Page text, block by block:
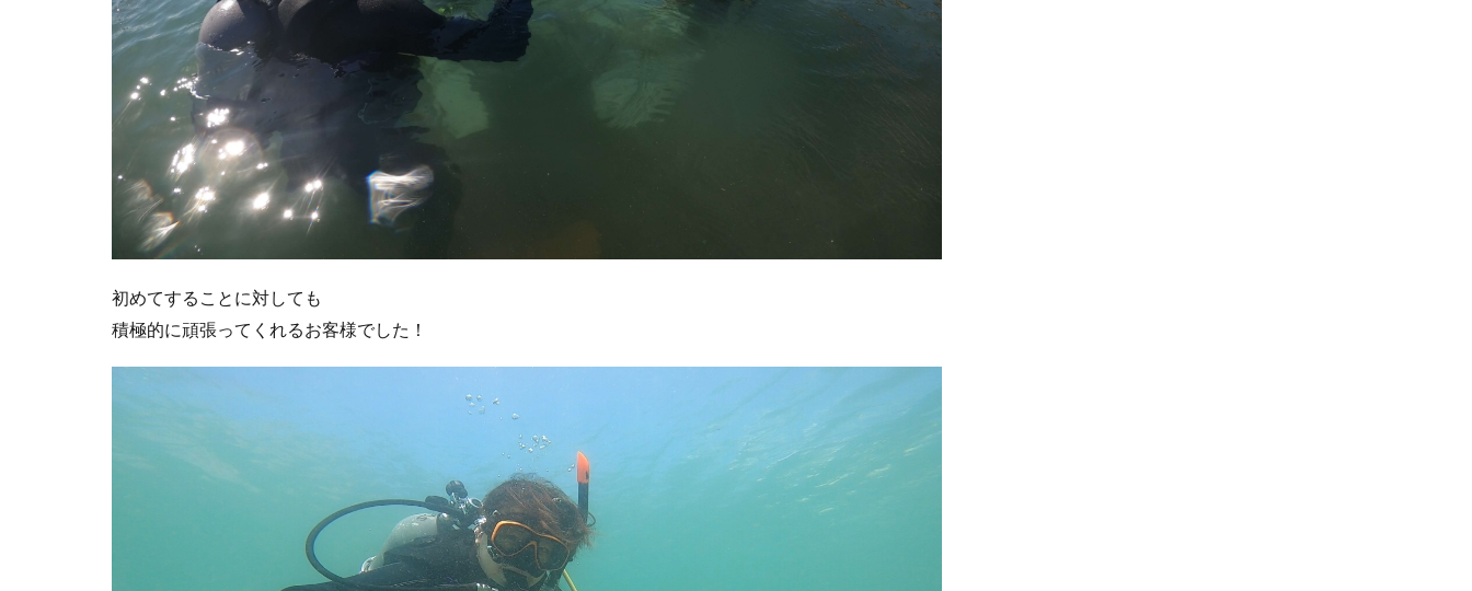
初めてすることに対しても
積極的に頑張ってくれるお客様でした！